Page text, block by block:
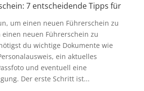
7 entscheidende Tipps für
um einen neuen Führerschein zu
einen neuen Führerschein zu
du wichtige Dokumente wie
ein aktuelles
und eventuell eine
Der erste Schritt ist...